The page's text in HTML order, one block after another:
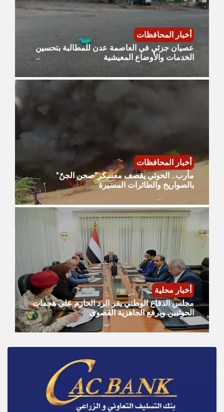
أخبار المحافظات
عصيان جزئي في العاصمة عدن للمطالبة بتحسين
الخدمات والأوضاع المعيشية
أخبار المحافظات
مأرب.. الحوثي يقصف معسكر"صحن الجنّ"
بالصواريخ والطائرات المسيرة
أخبار محلية
مجلس الدفاع الوطني يقر الرد الحازم على هجمات
الحوثيين ويرفع الجاهزية القصوى